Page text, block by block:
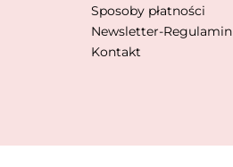
Sposoby płatności
Newsletter-Regulamin
Kontakt